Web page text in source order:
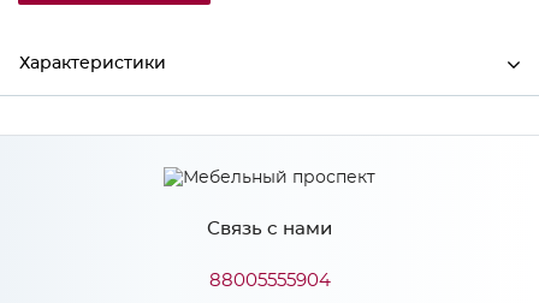
Характеристики
Производитель МиФ
Камень светлый
Связь с нами
88005555904